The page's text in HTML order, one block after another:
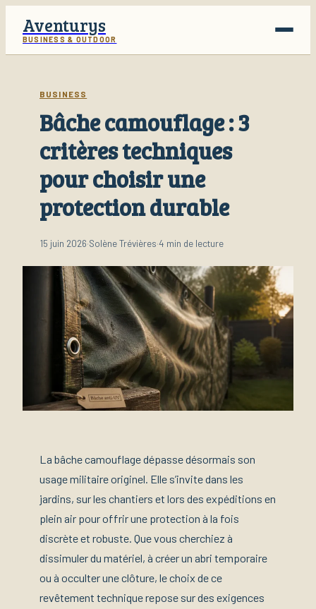
Aventurys
BUSINESS & OUTDOOR
Business
Finance
Lifestyle
BUSINESS
Bâche camouflage : 3
critères techniques
pour choisir une
protection durable
15 juin 2026·Solène Trévières·4 min de lecture
La bâche camouflage dépasse désormais son
usage militaire originel. Elle s’invite dans les
jardins, sur les chantiers et lors des expéditions en
plein air pour offrir une protection à la fois
discrète et robuste. Que vous cherchiez à
dissimuler du matériel, à créer un abri temporaire
ou à occulter une clôture, le choix de ce
revêtement technique repose sur des exigences